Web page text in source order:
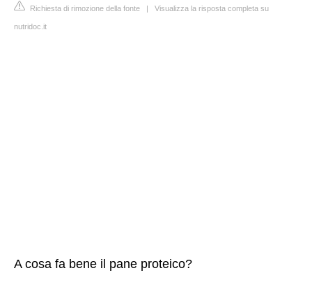
Richiesta di rimozione della fonte | Visualizza la risposta completa su
nutridoc.it
A cosa fa bene il pane proteico?